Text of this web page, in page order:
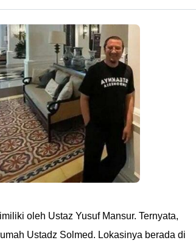
oleh Ustaz Yusuf Mansur. Ternyata,
Ustadz Solmed. Lokasinya berada di